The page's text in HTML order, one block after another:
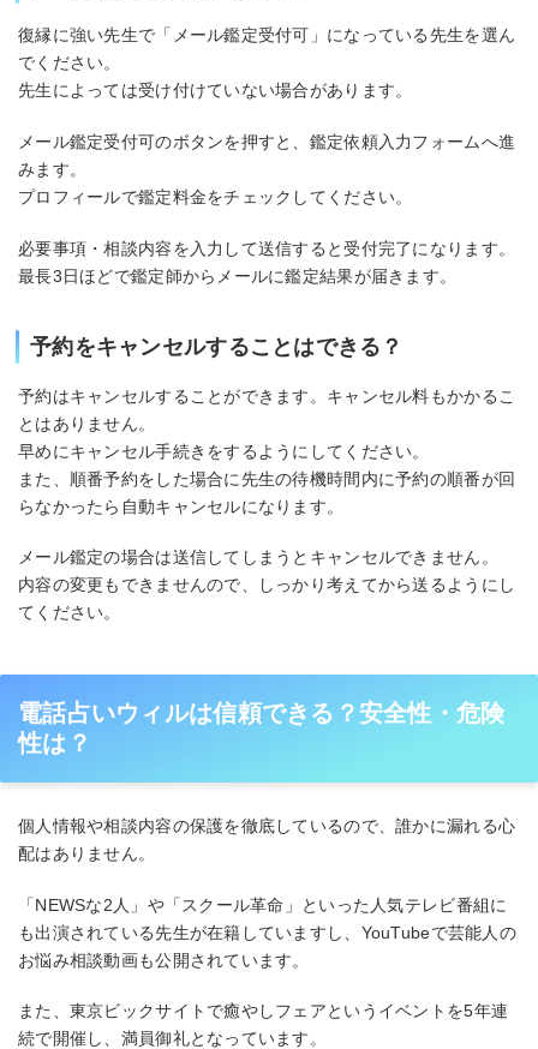
復縁に強い先生で「メール鑑定受付可」になっている先生を選ん
でください。
先生によっては受け付けていない場合があります。
メール鑑定受付可のボタンを押すと、鑑定依頼入力フォームへ進
みます。
プロフィールで鑑定料金をチェックしてください。
必要事項・相談内容を入力して送信すると受付完了になります。
最長3日ほどで鑑定師からメールに鑑定結果が届きます。
予約をキャンセルすることはできる？
予約はキャンセルすることができます。キャンセル料もかかるこ
とはありません。
早めにキャンセル手続きをするようにしてください。
また、順番予約をした場合に先生の待機時間内に予約の順番が回
らなかったら自動キャンセルになります。
メール鑑定の場合は送信してしまうとキャンセルできません。
内容の変更もできませんので、しっかり考えてから送るようにし
てください。
電話占いウィルは信頼できる？安全性・危険
性は？
個人情報や相談内容の保護を徹底しているので、誰かに漏れる心
配はありません。
「NEWSな2人」や「スクール革命」といった人気テレビ番組に
も出演されている先生が在籍していますし、YouTubeで芸能人の
お悩み相談動画も公開されています。
また、東京ビックサイトで癒やしフェアというイベントを5年連
続で開催し、満員御礼となっています。